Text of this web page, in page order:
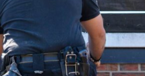
ALTBAU
KONTAKT